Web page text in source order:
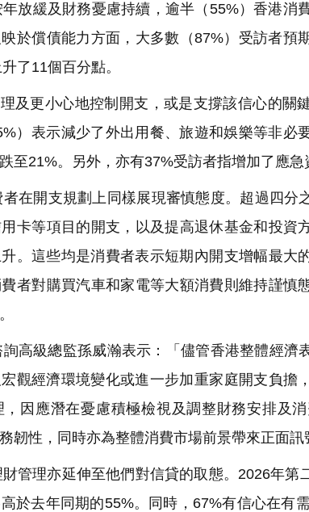
放緩及財務憂慮持續，逾半（55%）香港消
於償債能力方面，大多數（87%）受訪者預
了11個百分點。
及更小心地控制開支，或是支撐該信心的關
）表示減少了外出用餐、旅遊和娛樂等非必
至21%。另外，亦有37%受訪者指增加了應急
在開支規劃上同樣展現審慎態度。超過四分
卡等項目的開支，以及提高退休基金和投資
。這些均是消費者表示短期內開支增幅最大
者對購買汽車和家電等大額消費則維持謹慎
高級總監孫威瀚表示：「儘管香港整體經濟
觀經濟環境變化或進一步加重家庭開支負擔
因應潛在憂慮積極檢視及調整財務安排及
韌性，同時亦為整體消費市場前景帶來正面訊
管理亦延伸至他們對信貸的取態。2026年第
於去年同期的55%。同時，67%有信心在有